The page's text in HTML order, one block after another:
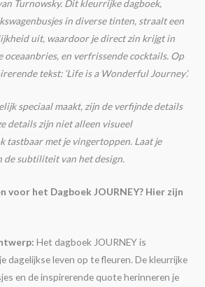
Turnowsky. Dit kleurrijke dagboek,
in diverse tinten, straalt een
uit, waardoor je direct zin krijgt in
oceaanbries, en verfrissende cocktails. Op
tekst: ‘Life is a Wonderful Journey’.
speciaal maakt, zijn de verfijnde details
details zijn niet alleen visueel
tastbaar met je vingertoppen. Laat je
de subtiliteit van het design.
voor het Dagboek JOURNEY? Hier zijn
Het dagboek JOURNEY is
dagelijkse leven op te fleuren. De kleurrijke
en de inspirerende quote herinneren je